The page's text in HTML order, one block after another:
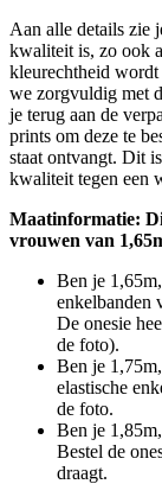
Aan alle details zie
kwaliteit is, zo ook
kleurechtheid wordt
we zorgvuldig met
je terug aan de
prints om deze te
staat ontvangt. Dit
kwaliteit tegen een
Maatinformatie:
vrouwen van
Ben je
enkelbanden
De onesie
de foto).
Ben je
elastische
de foto.
Ben je
Bestel de
draagt.